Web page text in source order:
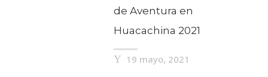
de Aventura en
Huacachina 2021
19 mayo, 2021